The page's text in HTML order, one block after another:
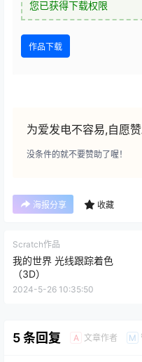
您已获得下载权限
作品下载
为爱发电不容易,自愿
没条件的就不要赞助了喔！
海报分享 收藏
Scratch作品
我的世界 光线跟踪着色
（3D）
2024-5-26 10:35:50
5 条回复 A 文章作者 M